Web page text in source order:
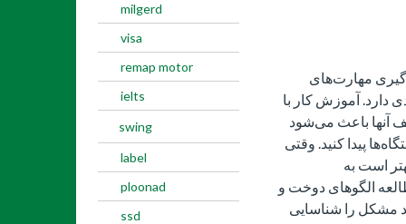
milgerd
visa
remap motor
ielts
swing
label
ploonad
ssd
مهارت‌های
دارد. آموزش کار با
آنها باعث می‌شود
پیدا کنید. وقتی
است به
الگوهای دوخت و
مشکل را شناسایی